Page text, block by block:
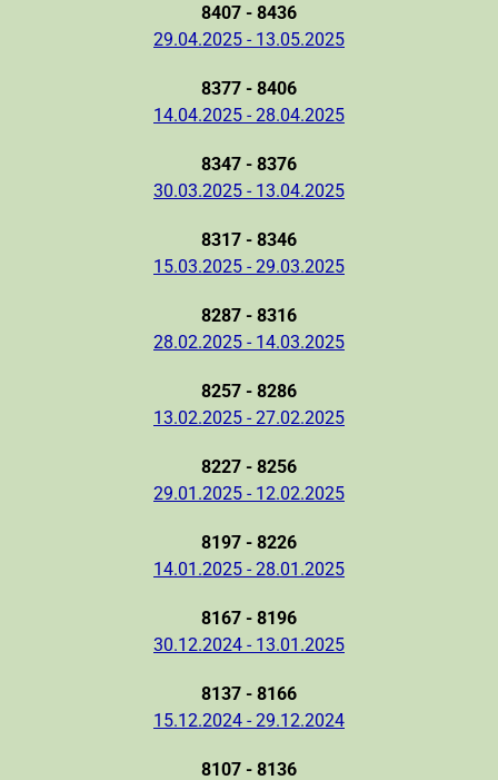
8407 - 8436
29.04.2025 - 13.05.2025
8377 - 8406
14.04.2025 - 28.04.2025
8347 - 8376
30.03.2025 - 13.04.2025
8317 - 8346
15.03.2025 - 29.03.2025
8287 - 8316
28.02.2025 - 14.03.2025
8257 - 8286
13.02.2025 - 27.02.2025
8227 - 8256
29.01.2025 - 12.02.2025
8197 - 8226
14.01.2025 - 28.01.2025
8167 - 8196
30.12.2024 - 13.01.2025
8137 - 8166
15.12.2024 - 29.12.2024
8107 - 8136